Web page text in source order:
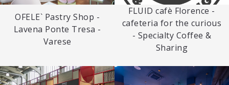
OFELE` Pastry Shop -
Lavena Ponte Tresa -
Varese
FLUID cafè Florence -
cafeteria for the curious
- Specialty Coffee &
Sharing